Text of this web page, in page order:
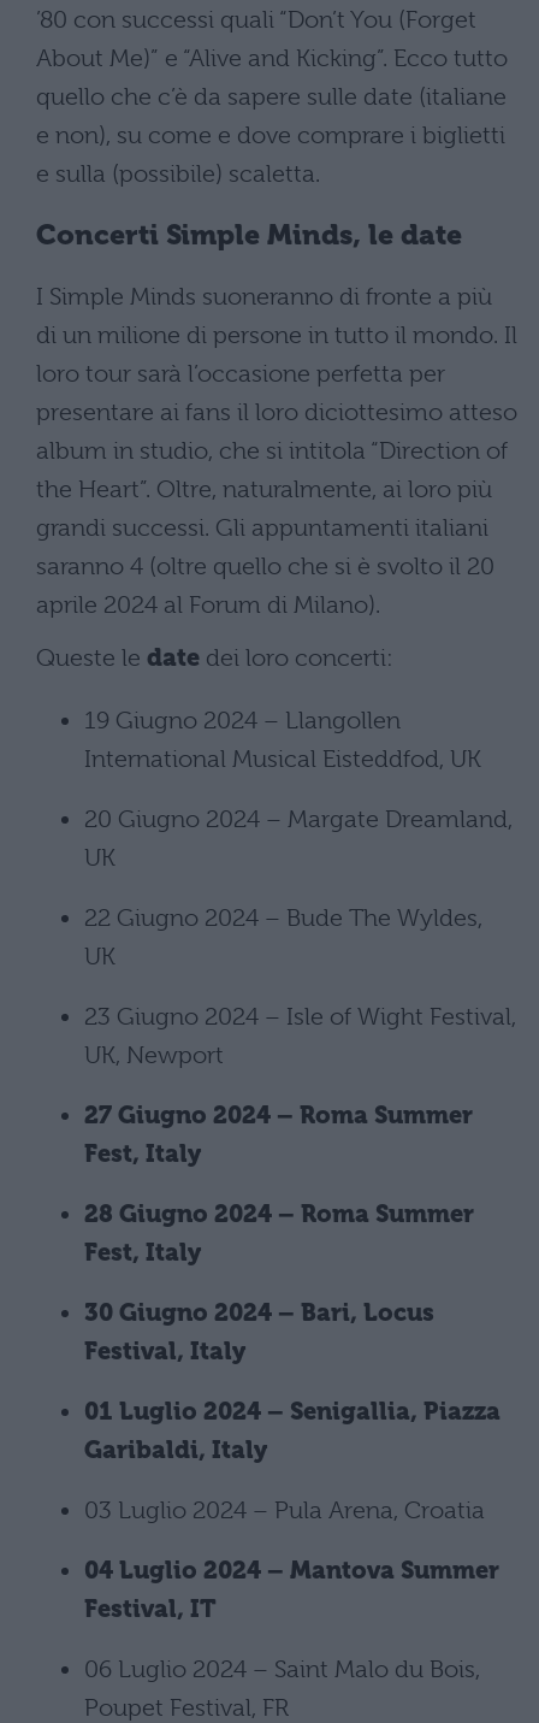
’80 con successi quali “Don’t You (Forget
About Me)” e “Alive and Kicking”. Ecco tutto
quello che c’è da sapere sulle date (italiane
e non), su come e dove comprare i biglietti
e sulla (possibile) scaletta.
Concerti Simple Minds, le date
I Simple Minds suoneranno di fronte a più
di un milione di persone in tutto il mondo. Il
loro tour sarà l’occasione perfetta per
presentare ai fans il loro diciottesimo atteso
album in studio, che si intitola “Direction of
the Heart”. Oltre, naturalmente, ai loro più
grandi successi. Gli appuntamenti italiani
saranno 4 (oltre quello che si è svolto il 20
aprile 2024 al Forum di Milano).
Queste le date dei loro concerti:
19 Giugno 2024 – Llangollen
International Musical Eisteddfod, UK
20 Giugno 2024 – Margate Dreamland,
UK
22 Giugno 2024 – Bude The Wyldes,
UK
23 Giugno 2024 – Isle of Wight Festival,
UK, Newport
27 Giugno 2024 – Roma Summer
Fest, Italy
28 Giugno 2024 – Roma Summer
Fest, Italy
30 Giugno 2024 – Bari, Locus
Festival, Italy
01 Luglio 2024 – Senigallia, Piazza
Garibaldi, Italy
03 Luglio 2024 – Pula Arena, Croatia
04 Luglio 2024 – Mantova Summer
Festival, IT
06 Luglio 2024 – Saint Malo du Bois,
Poupet Festival, FR